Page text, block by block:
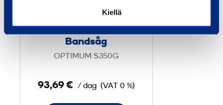
Kiellä
g
Bandsåg
OPTIMUM S350G
93,69 € / dag (VAT 0 %)